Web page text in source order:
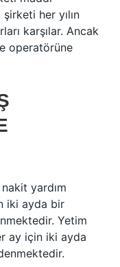
her yılın
karşılar. Ancak
operatörüne
yardım
iki ayda bir
Yetim
ay için iki ayda